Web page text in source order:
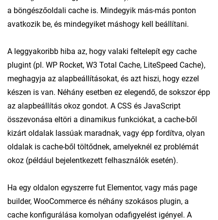
a böngészőoldali cache is. Mindegyik más-más ponton
avatkozik be, és mindegyiket máshogy kell beállítani.
A leggyakoribb hiba az, hogy valaki feltelepít egy cache
plugint (pl. WP Rocket, W3 Total Cache, LiteSpeed Cache),
meghagyja az alapbeállításokat, és azt hiszi, hogy ezzel
készen is van. Néhány esetben ez elegendő, de sokszor épp
az alapbeállítás okoz gondot. A CSS és JavaScript
összevonása eltöri a dinamikus funkciókat, a cache-ből
kizárt oldalak lassúak maradnak, vagy épp fordítva, olyan
oldalak is cache-ből töltődnek, amelyeknél ez problémát
okoz (például bejelentkezett felhasználók esetén).
Ha egy oldalon egyszerre fut Elementor, vagy más page
builder, WooCommerce és néhány szokásos plugin, a
cache konfigurálása komolyan odafigyelést igényel. A